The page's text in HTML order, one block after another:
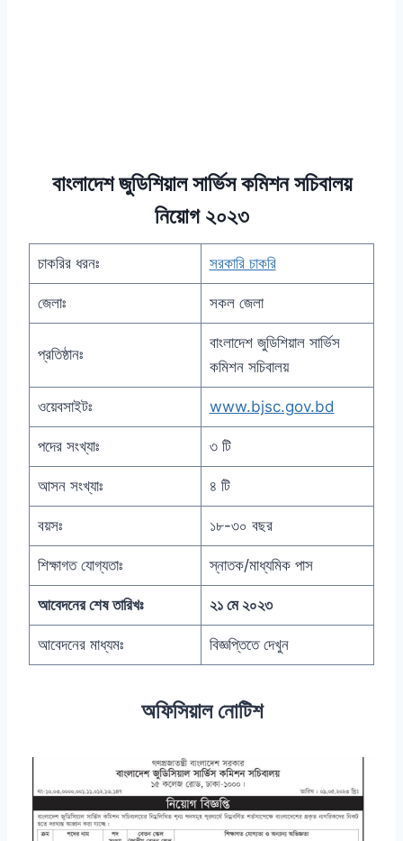
বাংলাদেশ জুডিশিয়াল সার্ভিস কমিশন সচিবালয়
নিয়োগ ২০২৩
চাকরির ধরনঃ সরকারি চাকরি
জেলাঃ সকল জেলা
প্রতিষ্ঠানঃ
বাংলাদেশ জুডিশিয়াল সার্ভিস
কমিশন সচিবালয়
ওয়েবসাইটঃ www.bjsc.gov.bd
পদের সংখ্যাঃ ৩ টি
আসন সংখ্যাঃ ৪ টি
বয়সঃ ১৮-৩০ বছর
শিক্ষাগত যোগ্যতাঃ স্নাতক/মাধ্যমিক পাস
আবেদনের শেষ তারিখঃ ২১ মে ২০২৩
আবেদনের মাধ্যমঃ বিজ্ঞপ্তিতে দেখুন
অফিসিয়াল নোটিশ